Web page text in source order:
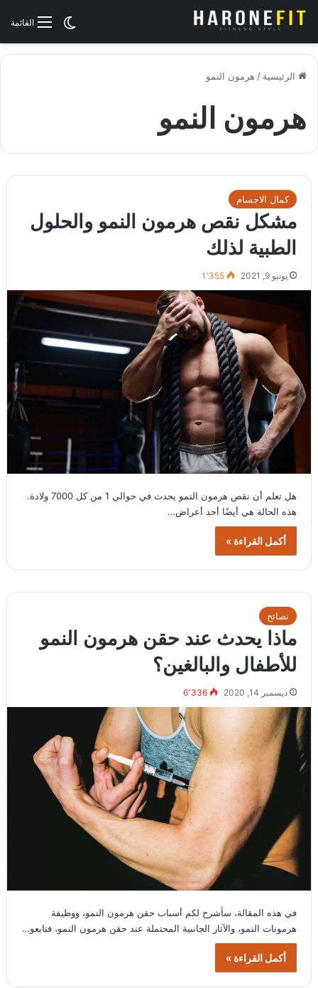
القائمةالوضع
الرئيسية / هرمون النمو
هرمون النمو
كمال الاجسام
مشكل نقص هرمون النمو والحلول
الطبية لذلك
يونيو 9, 2021 1٬355
هل تعلم أن نقص هرمون النمو يحدث في حوالي 1 من كل 7000 ولادة.
هذه الحالة هي أيضًا أحد أعراض…
أكمل القراءة »
نصائح
ماذا يحدث عند حقن هرمون النمو
للأطفال والبالغين؟
ديسمبر 14, 2020 6٬336
في هذه المقالة، سأشرح لكم أسباب حقن هرمون النمو، ووظيفة
هرمونات النمو، والآثار الجانبية المحتملة عند حقن هرمون النمو، فتابعو…
أكمل القراءة »